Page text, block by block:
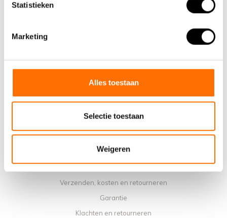
Statistieken
Marketing
Alles toestaan
Selectie toestaan
Weigeren
Verkooppunten
Instructievideo's
Algemene voorwaarden
Privacybeleid
Verzenden, kosten en retourneren
Garantie
Klachten en retourneren